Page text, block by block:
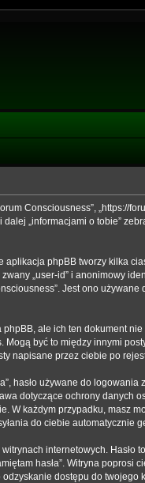
Consciousness”, „https://
dalej „informacjami o tobie”
phpBB tworzy kilka
„user-id” i anonimowy
Jest ono
ale ich ten dokument
być to między innymi
napisane przez ciebie po
używane do logowania
dotyczące ochrony danych
W każdym przypadku, masz
do ciebie automatycznie
internetowych. Hasło
hasła”. Witryna
dostępu do twojego